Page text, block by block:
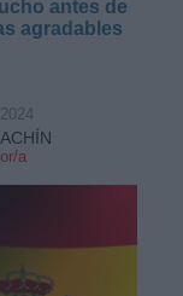
antes de
agradables
a